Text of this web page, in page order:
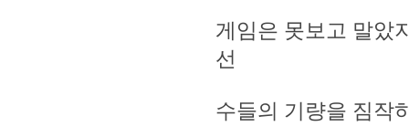
게임은 못보고 말았
선
수들의 기량을 짐작